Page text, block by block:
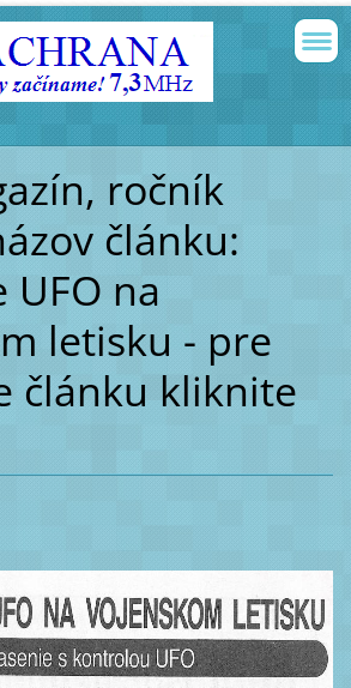
ročník
článku:
UFO na
letisku - pre
článku kliknite